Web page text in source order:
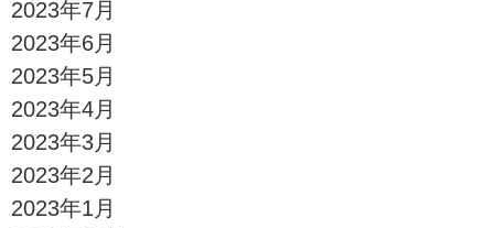
2023年7月
2023年6月
2023年5月
2023年4月
2023年3月
2023年2月
2023年1月